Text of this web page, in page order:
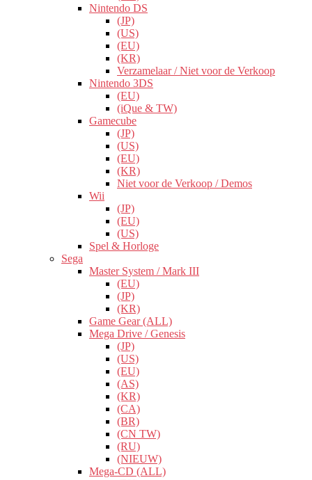
Nintendo DS
(JP)
(US)
(EU)
(KR)
Verzamelaar / Niet voor de Verkoop
Nintendo 3DS
(EU)
(iQue & TW)
Gamecube
(JP)
(US)
(EU)
(KR)
Niet voor de Verkoop / Demos
Wii
(JP)
(EU)
(US)
Spel & Horloge
Sega
Master System / Mark III
(EU)
(JP)
(KR)
Game Gear (ALL)
Mega Drive / Genesis
(JP)
(US)
(EU)
(AS)
(KR)
(CA)
(BR)
(CN TW)
(RU)
(NIEUW)
Mega-CD (ALL)